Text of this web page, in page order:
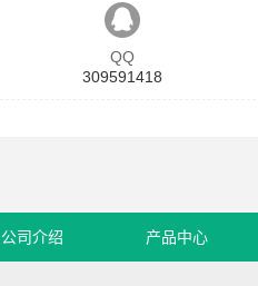
QQ
309591418
公司介绍 产品中心